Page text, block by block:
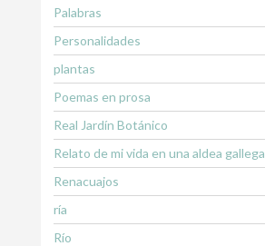
Palabras
Personalidades
plantas
Poemas en prosa
Real Jardín Botánico
Relato de mi vida en una aldea gallega
Renacuajos
ría
Río